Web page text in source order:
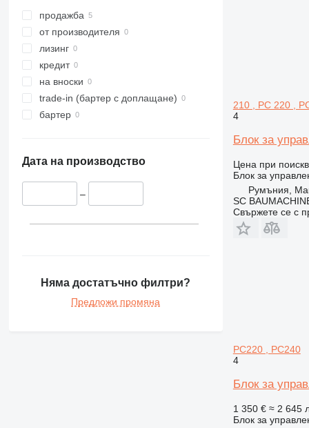
345
349
365
374
390
420
432
730
735
926
продажба
от производителя
лизинг
кредит
на вноски
trade-in (бартер с доплащане)
бартер
Дата на производство
–
Няма достатъчно филтри?
Предложи промяна
210 , PC 220 ,
4
Блок за
Цена при
Блок за
Румъния,
SC
Свържете се с
PC220 , PC240
4
Блок за
1 350 € ≈ 2 645
Блок за